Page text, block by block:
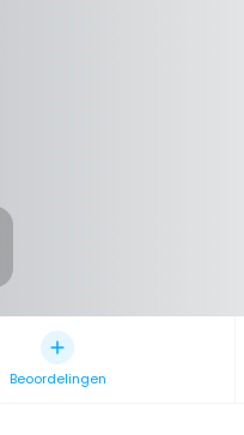
Beoordelingen